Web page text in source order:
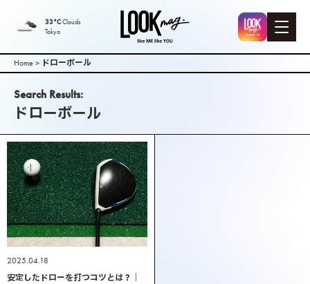
LOOK mag. |
PEEK-A-BOO
Web
Magazine（
ピークアブ
ーウェブマ
ガジン ）
33°CClouds
Tokyo
Home > ドローボール
Search Results:
ドローボール
2025.04.18
安定したドローを打つコツとは？｜